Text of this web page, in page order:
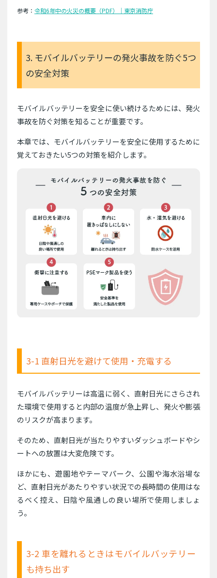
参考： 令和6年中の火災の概要（PDF）｜東京消防庁
3. モバイルバッテリーの発火事故を防ぐ5つ
の安全対策
モバイルバッテリーを安全に使い続けるためには、発火
事故を防ぐ対策を知ることが重要です。
本章では、モバイルバッテリーを安全に使用するために
覚えておきたい5つの対策を紹介します。
3-1 直射日光を避けて使用・充電する
モバイルバッテリーは高温に弱く、直射日光にさらされ
た環境で使用すると内部の温度が急上昇し、発火や膨張
のリスクが高まります。
そのため、直射日光が当たりやすいダッシュボードやシ
ートへの放置は大変危険です。
ほかにも、遊園地やテーマパーク、公園や海水浴場な
ど、直射日光があたりやすい状況での長時間の使用はな
るべく控え、日陰や風通しの良い場所で使用しましょ
う。
3-2 車を離れるときはモバイルバッテリー
も持ち出す